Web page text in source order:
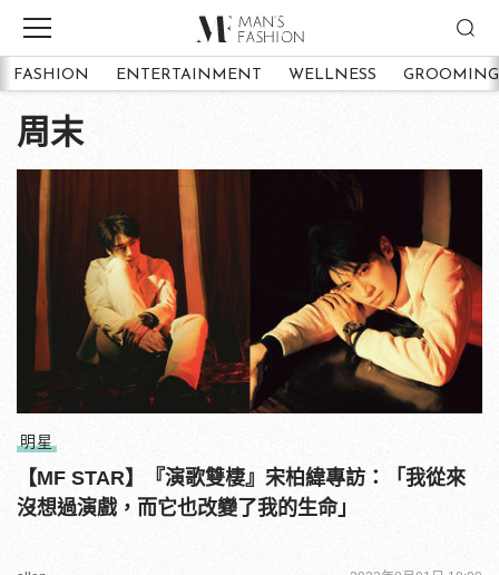
FASHION ENTERTAINMENT WELLNESS GROOMING
周末
明星
【MF STAR】『演歌雙棲』宋柏緯專訪：「我從來
沒想過演戲，而它也改變了我的生命」